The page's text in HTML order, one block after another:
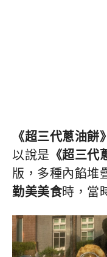
《超三代蔥油餅》
以說是 《超三代
版，多種內餡堆
勤美美食時，當